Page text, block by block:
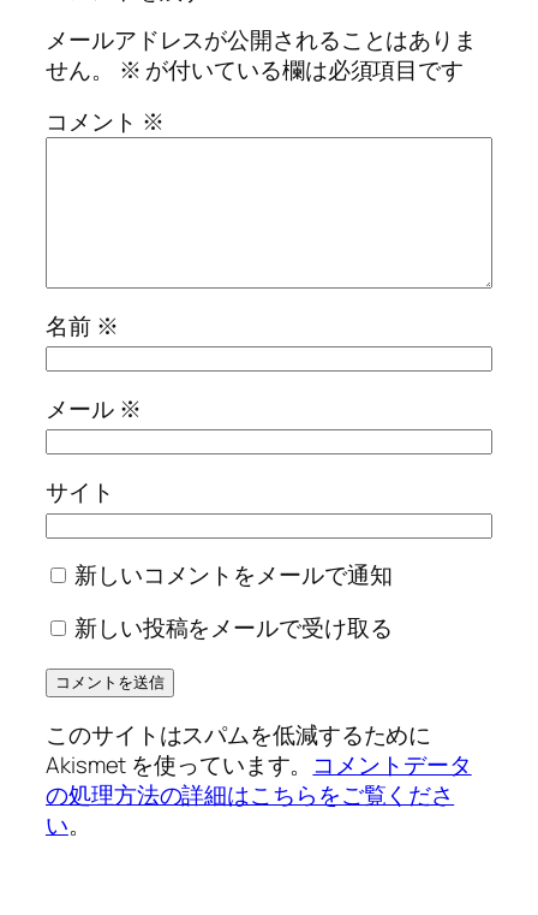
メールアドレスが公開されることはありま
せん。
※ が付いている欄は必須項目です
コメント ※
名前 ※
メール ※
サイト
新しいコメントをメールで通知
新しい投稿をメールで受け取る
このサイトはスパムを低減するために
Akismet を使っています。 コメントデータ
の処理方法の詳細はこちらをご覧くださ
い。